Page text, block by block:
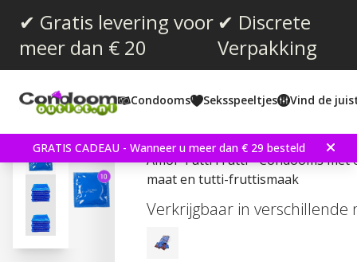
✔ Gratis levering voor
meer dan € 20
✔ Discrete
Verpakking
Condooms Seksspeeltjes Vind de
GRATIS CADEAU - Wanneer u meer dan € 29 besteld
Gemiddelde beoordeling:
3.9 aantal stemmen:
Amor Tutti Frutti 10
Amor Tutti Frutti - Condooms met
maat en tutti-fruttismaak
Verkrijgbaar in verschillende